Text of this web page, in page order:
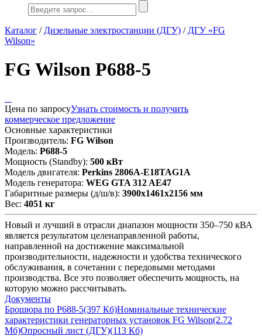
Каталог / Дизельные электростанции (ДГУ) / ДГУ «FG
Wilson»
FG Wilson P688-5
Цена по запросуУзнать стоимость и получить
коммерческое предложение
Основные характеристики
Производитель: FG Wilson
Модель: P688-5
Мощность (Standby): 500 кВт
Модель двигателя: Perkins 2806A-E18TAG1A
Модель генератора: WEG GTA 312 AE47
Габаритные размеры (д/ш/в): 3900x1461x2156 мм
Вес: 4051 кг
Новый и лучший в отрасли диапазон мощности 350–750 кВА
является результатом целенаправленной работы,
направленной на достижение максимальной
производительности, надежности и удобства технического
обслуживания, в сочетании с передовыми методами
производства. Все это позволяет обеспечить мощность, на
которую можно рассчитывать.
Документы
Брошюра по P688-5(397 Кб)Номинальные технические
характеристики генераторных установок FG Wilson(2.72
Мб)Опросный лист (ДГУ)(113 Кб)